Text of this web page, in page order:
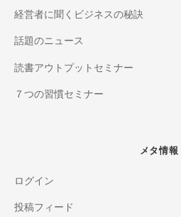
経営者に聞くビジネスの秘訣
話題のニュース
読書アウトプットセミナー
７つの習慣セミナー
メタ情報
ログイン
投稿フィード